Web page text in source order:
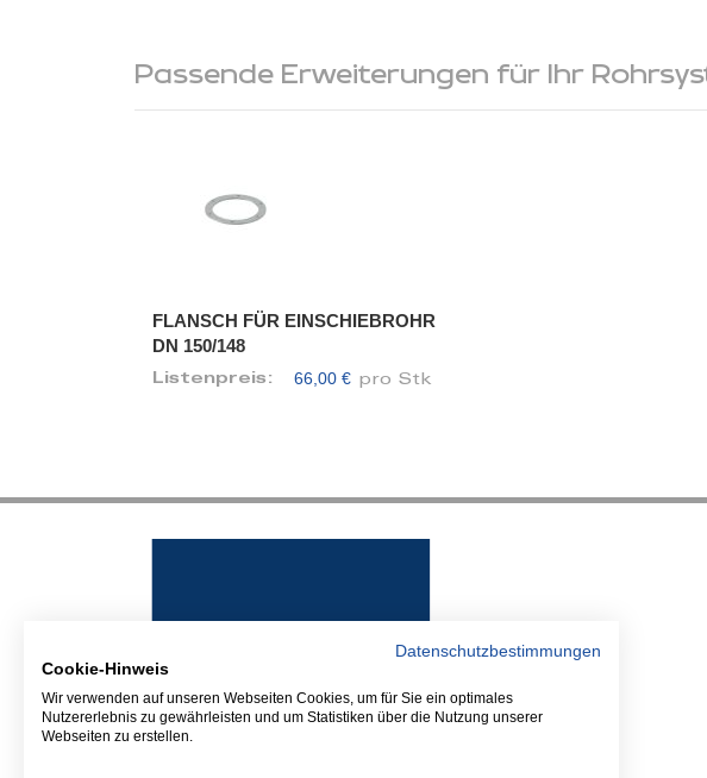
Passende Erweiterungen für Ihr
FLANSCH FÜR EINSCHIEBROHR
DN 150/148
Listenpreis: 66,00 € pro Stk
Datenschutzbestimmungen
Cookie-Hinweis
Wir verwenden auf unseren Webseiten Cookies, um für Sie ein optimales
Nutzererlebnis zu gewährleisten und um Statistiken über die Nutzung unserer
Webseiten zu erstellen.